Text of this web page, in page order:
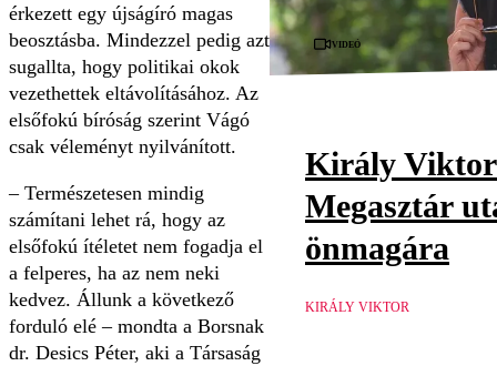
érkezett egy újságíró magas
beosztásba. Mindezzel pedig azt
sugallta, hogy politikai okok
vezethettek eltávolításához. Az
elsőfokú bíróság szerint Vágó
csak véleményt nyilvánított.
– Természetesen mindig
számítani lehet rá, hogy az
elsőfokú ítéletet nem fogadja el
a felperes, ha az nem neki
kedvez. Állunk a következő
forduló elé – mondta a Borsnak
dr. Desics Péter, aki a Társaság
Videó
Király Viktor
Megasztár
önmagára
KIRÁLY VIKTOR